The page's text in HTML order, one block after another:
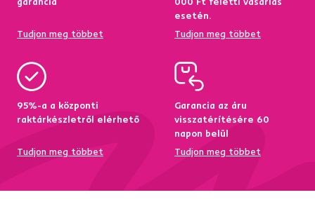
Tudjon meg többet
esetén.
Tudjon meg többet
95%-a a központi
raktárkészletről elérhető
Tudjon meg többet
Garancia az áru
visszatérítésére 60
napon belül
Tudjon meg többet